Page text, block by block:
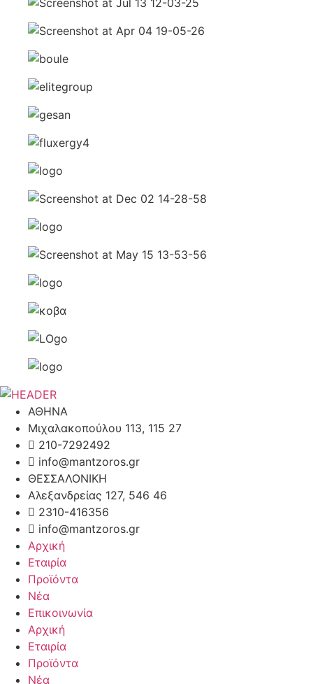
ΑΘΗΝΑ
Μιχαλακοπούλου 113, 115 27
210-7292492
info@mantzoros.gr
ΘΕΣΣΑΛΟΝΙΚΗ
Αλεξανδρείας 127, 546 46
2310-416356
info@mantzoros.gr
Αρχική
Εταιρία
Προϊόντα
Νέα
Επικοινωνία
Αρχική
Εταιρία
Προϊόντα
Νέα